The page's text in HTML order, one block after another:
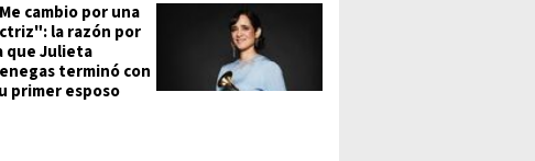
cambio por una
la razón por
que Julieta
terminó con
primer esposo